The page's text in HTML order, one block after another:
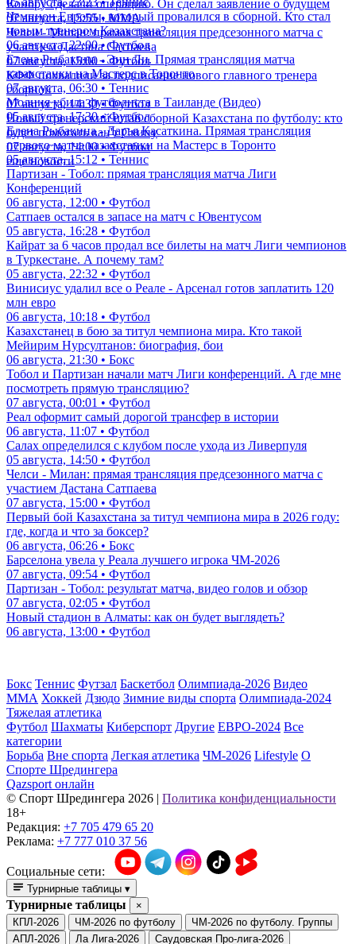
Конору сделали операцию. Он сделал заявление о будущем
07 августа, 15:55 • ММА
Челси - Милан: прямая трансляция предсезонного матча с
участием Дастана Сатпаева
07 августа, 15:00 • Футбол
КФФ похвалили за подписание нового главного тренера
сборной
07 августа, 14:30 • Футбол
Новый тренерский штаб сборной Казахстана по футболу: кто
будет помогать ван'т Схипу
07 августа, 14:00 • Футбол
еще новости
Чемпион Европы, который провалился в сборной. Кто стал
новым тренером Казахстана?
06 августа, 22:00 • Футбол
Елена Рыбакина - Энн Ли. Прямая трансляция матча
казахстанки на Мастерс в Торонто
07 августа, 06:30 • Теннис
Молния убила футболиста в Таиланде (Видео)
05 августа, 17:30 • Футбол
Елена Рыбакина - Дарья Касаткина. Прямая трансляция
первого матча казахстанки на Мастерс в Торонто
05 августа, 15:12 • Теннис
Партизан - Тобол: прямая трансляция матча Лиги
Конференций
06 августа, 12:00 • Футбол
Сатпаев остался в запасе на матч с Ювентусом
05 августа, 16:28 • Футбол
Кайрат за 6 часов продал все билеты на матч Лиги чемпионов
в Туркестане. А почему там?
05 августа, 22:32 • Футбол
Винисиус удалил все о Реале - Арсенал готов заплатить 120
млн евро
06 августа, 10:18 • Футбол
Казахстанец в бою за титул чемпиона мира. Кто такой
Мейирим Нурсултанов: биография, бои
06 августа, 21:30 • Бокс
Тобол и Партизан начали матч Лиги конференций. А где мне
посмотреть прямую трансляцию?
07 августа, 00:01 • Футбол
Реал оформит самый дорогой трансфер в истории
06 августа, 11:07 • Футбол
Салах определился с клубом после ухода из Ливерпуля
05 августа, 14:50 • Футбол
Челси - Милан: прямая трансляция предсезонного матча с
участием Дастана Сатпаева
07 августа, 15:00 • Футбол
Первый бой Казахстана за титул чемпиона мира в 2026 году:
где, когда и что за боксер?
06 августа, 06:26 • Бокс
Барселона увела у Реала лучшего игрока ЧМ-2026
07 августа, 09:54 • Футбол
Партизан - Тобол: результат матча, видео голов и обзор
07 августа, 02:05 • Футбол
Новый стадион в Алматы: как он будет выглядеть?
06 августа, 13:00 • Футбол
Бокс Теннис Футзал Баскетбол Олимпиада-2026 Видео
ММА Хоккей Дзюдо Зимние виды спорта Олимпиада-2024
Тяжелая атлетика
Футбол Шахматы Киберспорт Другие ЕВРО-2024 Все
категории
Борьба Вне спорта Легкая атлетика ЧМ-2026 Lifestyle О
Спорте Шредингера
Qazsport онлайн
© Cпорт Шредингера 2026 | Политика конфиденциальности
18+
Редакция: +7 705 479 65 20
Реклама: +7 777 010 37 56
Социальные сети:
Турнирные таблицы ▾
Турнирные таблицы
×
КПЛ-2026
ЧМ-2026 по футболу
ЧМ-2026 по футболу. Группы
АПЛ-2026
Ла Лига-2026
Саудовская Про-лига-2026